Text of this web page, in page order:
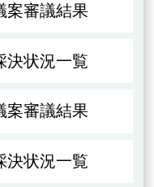
案審議結果
決状況一覧
案審議結果
決状況一覧